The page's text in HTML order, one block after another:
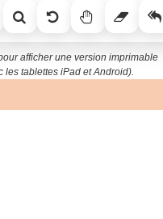
afficher une version imprimable
tablettes iPad et Android).